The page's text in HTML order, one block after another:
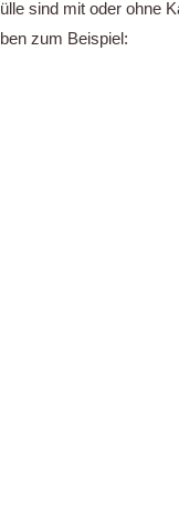
sind mit oder ohne
zum Beispiel: